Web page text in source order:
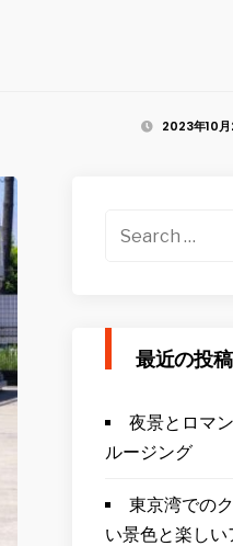
2023年10
Search
最近の投稿
夜景とロマ
ルージング
東京湾での
い景色と楽しい